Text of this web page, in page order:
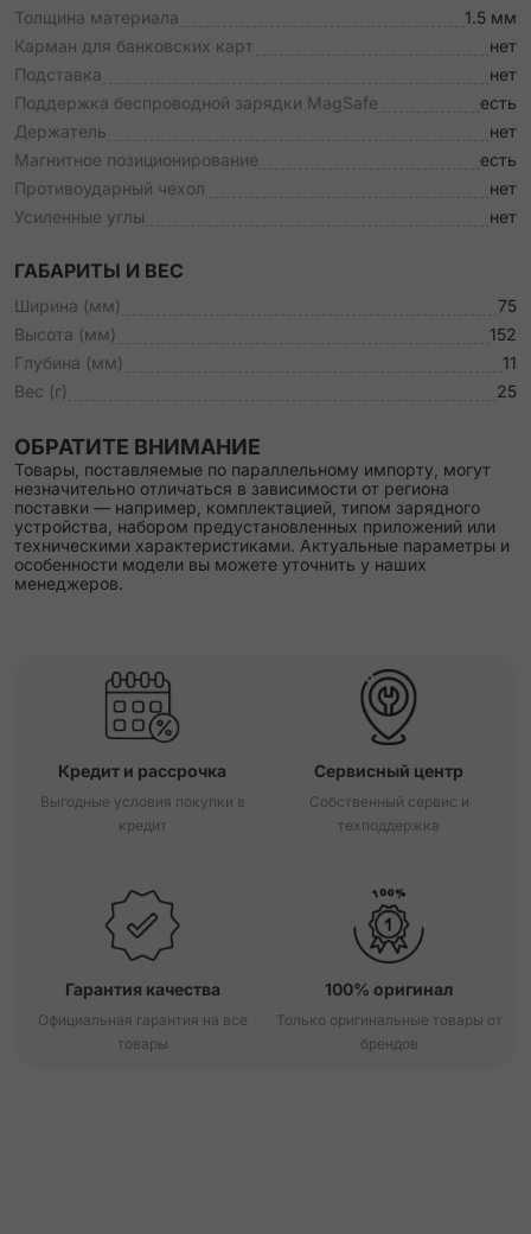
Толщина материала
1.5 мм
Карман для банковских карт
нет
Подставка
нет
Поддержка беспроводной зарядки MagSafe
есть
Держатель
нет
Магнитное позиционирование
есть
Противоударный чехол
нет
Усиленные углы
нет
ГАБАРИТЫ И ВЕС
Ширина (мм)
75
Высота (мм)
152
Глубина (мм)
11
Вес (г)
25
ОБРАТИТЕ ВНИМАНИЕ
Товары, поставляемые по параллельному импорту, могут
незначительно отличаться в зависимости от региона
поставки — например, комплектацией, типом зарядного
устройства, набором предустановленных приложений или
техническими характеристиками. Актуальные параметры и
особенности модели вы можете уточнить у наших
менеджеров.
Кредит и рассрочка
Выгодные условия покупки в
кредит
Сервисный центр
Собственный сервис и
техподдержка
Гарантия качества
Официальная гарантия на все
товары
100% оригинал
Только оригинальные товары от
брендов